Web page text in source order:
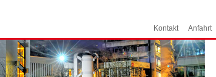
Kontakt Anfahrt